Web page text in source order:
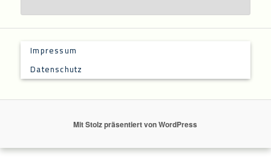
Impressum
Datenschutz
Mit Stolz präsentiert von WordPress